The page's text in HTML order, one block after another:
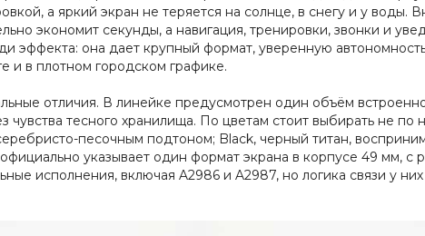
а яркий экран не теряется на солнце, в снегу и у воды.
экономит секунды, а навигация, тренировки, звонки и
эффекта: она дает крупный формат, уверенную
и в плотном городском графике.
отличия. В линейке предусмотрен один объём
тесного хранилища. По цветам стоит выбирать не по
песочным подтоном; Black, черный титан,
указывает один формат экрана в корпусе 49 мм, с
исполнения, включая A2986 и A2987, но логика связи у